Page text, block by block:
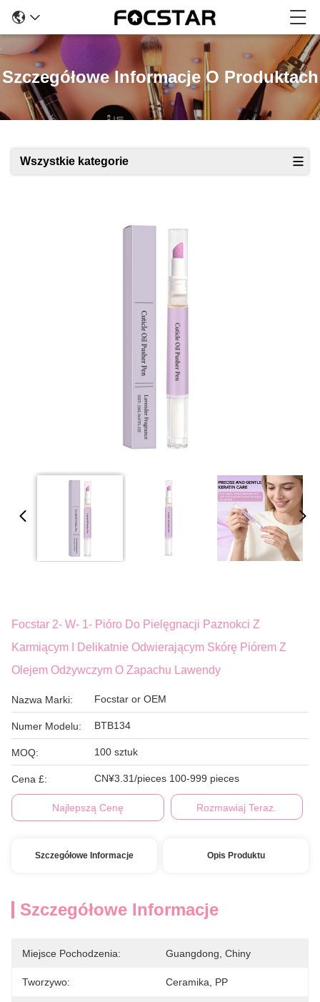
Szczegółowe Informacje O Produktach
Wszystkie kategorie
Focstar 2- W- 1- Pióro Do Pielęgnacji Paznokci Z
Karmiącym I Delikatnie Odwierającym Skórę Piórem Z
Olejem Odżywczym O Zapachu Lawendy
Nazwa Marki: Focstar or OEM
Numer Modelu: BTB134
MOQ: 100 sztuk
Cena £: CN¥3.31/pieces 100-999 pieces
Najlepszą Cenę Rozmawiaj Teraz.
Szczegółowe Informacje Opis Produktu
Szczegółowe Informacje
Miejsce Pochodzenia: Guangdong, Chiny
Tworzywo: Ceramika, PP